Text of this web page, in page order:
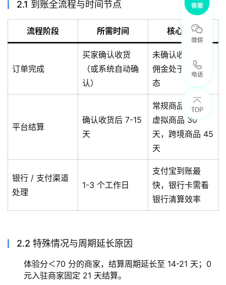
2.1 到账全流程与时间节点
流程阶段 所需时间 核心说明
订单完成
买家确认收货
（或系统自动确
认）
未确认收货前，
佣金处于冻结状
态
平台结算
确认收货后 7-15
天
常规商品 7 天，
虚拟商品 30
天，跨境商品 45
天
银行 / 支付渠道
处理
1-3 个工作日
支付宝到账最
快，银行卡需看
银行清算效率
2.2 特殊情况与周期延长原因
体验分＜70 分的商家，结算周期延长至 14-21 天；0
元入驻商家固定 21 天结算。